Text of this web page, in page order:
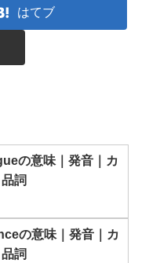
はてブ
の意味｜発音｜カ
詞
の意味｜発音｜カ
詞